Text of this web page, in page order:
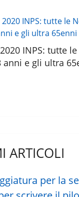
INPS: tutte
e gli ultra
ARTICOLI